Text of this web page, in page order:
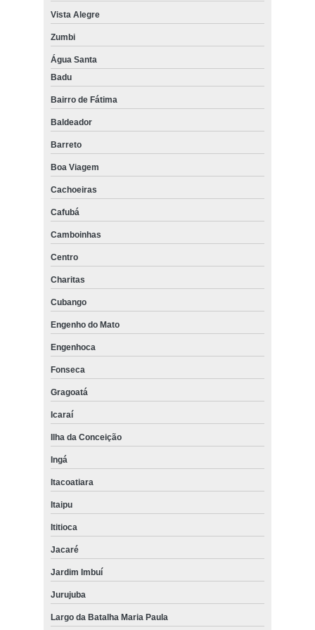
onde encontrar home care atendimento domiciliar Pilares
onde encontrar home care cuidador São Conrado
home care cuidador preços Engenho da Rainha
serviço de home care fisioterapia Jacaré
home care atendimento Alto da Boa Vista
serviço de home care cuidador Catete
home care rj preços Bento Ribeiro
Vista Alegre
Zumbi
Água Santa
Badu
Bairro de Fátima
Baldeador
Barreto
Boa Viagem
Cachoeiras
Cafubá
Camboinhas
Centro
Charitas
Cubango
Engenho do Mato
Engenhoca
Fonseca
Gragoatá
Icaraí
Ilha da Conceição
Ingá
Itacoatiara
Itaipu
Ititioca
Jacaré
Jardim Imbuí
Jurujuba
Largo da Batalha Maria Paula